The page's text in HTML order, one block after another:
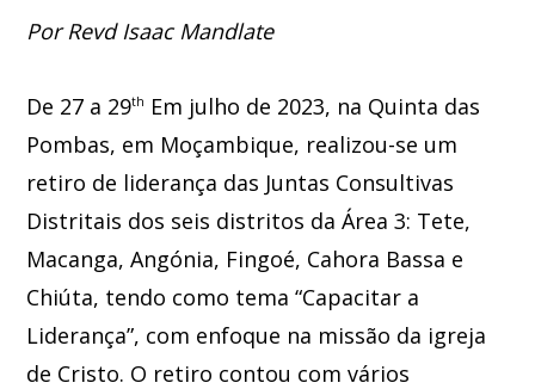
Por Revd Isaac Mandlate
De 27 a 29th Em julho de 2023, na Quinta das
Pombas, em Moçambique, realizou-se um
retiro de liderança das Juntas Consultivas
Distritais dos seis distritos da Área 3: Tete,
Macanga, Angónia, Fingoé, Cahora Bassa e
Chiúta, tendo como tema “Capacitar a
Liderança”, com enfoque na missão da igreja
de Cristo. O retiro contou com vários